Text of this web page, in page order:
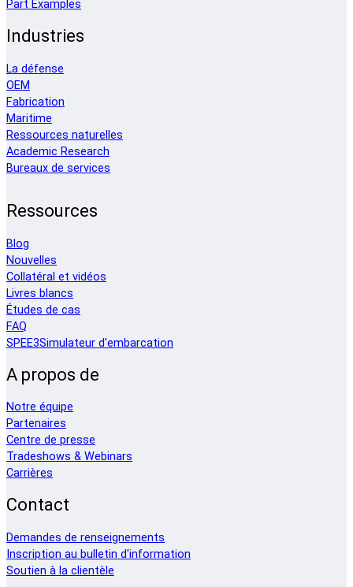
Part Examples
Industries
La défense
OEM
Fabrication
Maritime
Ressources naturelles
Academic Research
Bureaux de services
Ressources
Blog
Nouvelles
Collatéral et vidéos
Livres blancs
Études de cas
FAQ
SPEE3Simulateur d'embarcation
A propos de
Notre équipe
Partenaires
Centre de presse
Tradeshows & Webinars
Carrières
Contact
Demandes de renseignements
Inscription au bulletin d'information
Soutien à la clientèle